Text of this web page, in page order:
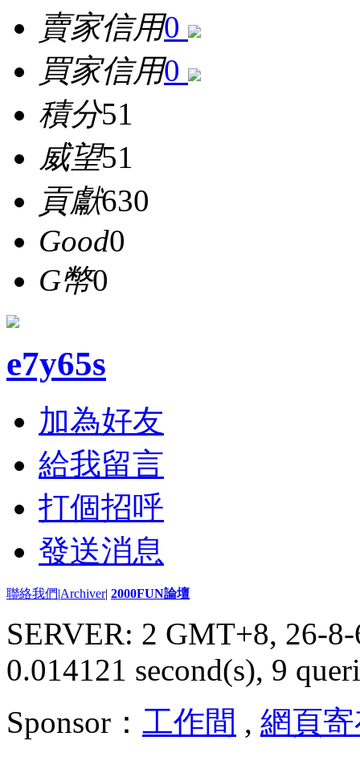
賣家信用0
買家信用0
積分51
威望51
貢獻630
Good0
G幣0
e7y65s
加為好友
給我留言
打個招呼
發送消息
聯絡我們|Archiver| 2000FUN論壇
SERVER: 2 GMT+8, 26-
0.014121 second(s), 9
Sponsor： 工作間 , 網頁